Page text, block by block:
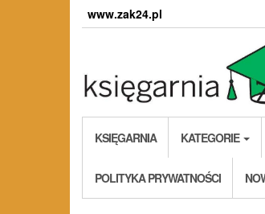
www.zak24.pl
KSIĘGARNIA KATEGORIE
POLITYKA PRYWATNOŚCI